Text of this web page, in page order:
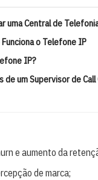
uma Central de
o Telefone IP
IP?
de um Supervisor de
e aumento da
de marca;